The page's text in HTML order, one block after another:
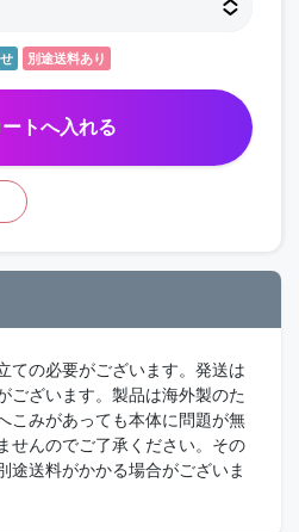
別途送料あり
トへ入れる
ての必要がございます。発送は
ございます。製品は海外製のた
こみがあっても本体に問題が無
せんのでご了承ください。その
途送料がかかる場合がございま